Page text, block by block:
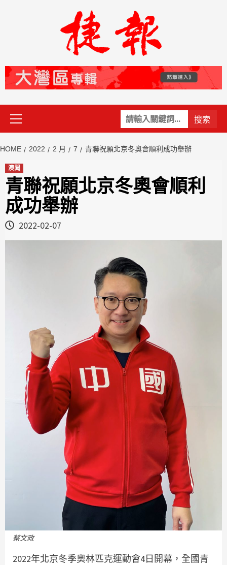
關
鍵
Primary
Menu
HOME 2022 2 月 7 青聯祝願北京冬奧會順利成功舉辦
澳聞
青聯祝願北京冬奧會順利
成功舉辦
2022-02-07
蔡文政
2022年北京冬季奧林匹克運動會4日開幕，全國青